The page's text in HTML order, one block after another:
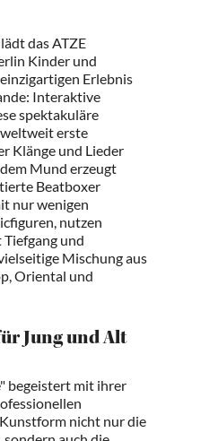
das ATZE
Kinder und
Erlebnis
Interaktive
spektakuläre
erste
Klänge und Lieder
Mund erzeugt
Beatboxer
nur wenigen
nutzen
und
Mischung aus
Oriental und
Jung und Alt
begeistert mit ihrer
nicht nur die